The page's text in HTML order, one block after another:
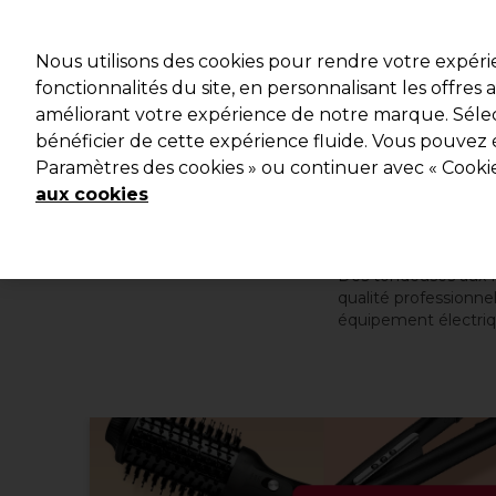
Marques Bons plans Coiffure Electro et Matériel
Livraison et délais
Des tondeuses aux
qualité
équipement
Nous utilisons des cookies pour rendre votre
fonctionnalités du site, en personnalisant les offres
améliorant votre expérience de notre marque.
bénéficier de cette expérience fluide. Vous pouvez
Paramètres des cookies » ou continuer avec «
aux cookies